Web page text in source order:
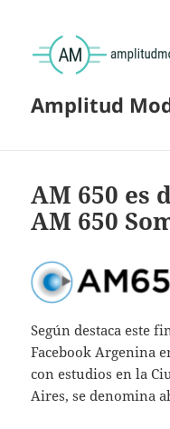
Amplitud
AM 650 es
AM 650
Según destaca este
Facebook Argenina
con estudios en la
Aires, se denomina